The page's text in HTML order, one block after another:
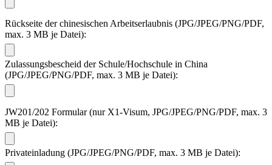
Rückseite der chinesischen Arbeitserlaubnis (JPG/JPEG/PNG/PDF,
max. 3 MB je Datei):
Zulassungsbescheid der Schule/Hochschule in China
(JPG/JPEG/PNG/PDF, max. 3 MB je Datei):
JW201/202 Formular (nur X1-Visum, JPG/JPEG/PNG/PDF, max. 3
MB je Datei):
Privateinladung (JPG/JPEG/PNG/PDF, max. 3 MB je Datei):